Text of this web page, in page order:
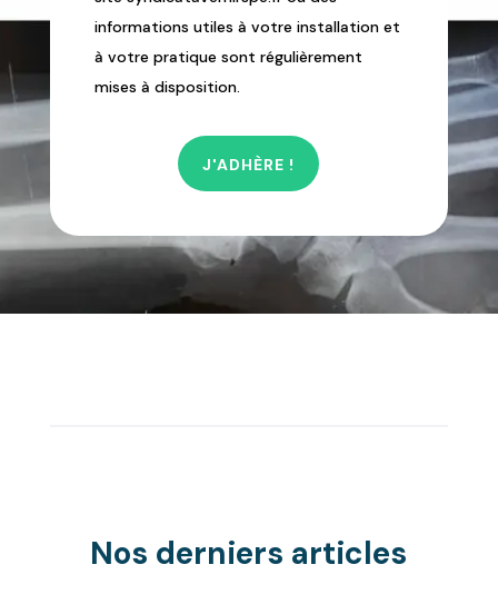
informations utiles à votre installation et
à votre pratique sont régulièrement
mises à disposition.
J'ADHÈRE !
Nos derniers articles